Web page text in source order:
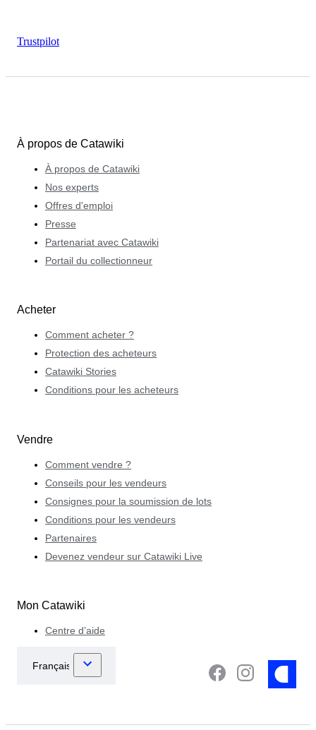
Trustpilot
À propos de Catawiki
À propos de Catawiki
Nos experts
Offres d'emploi
Presse
Partenariat avec Catawiki
Portail du collectionneur
Acheter
Comment acheter ?
Protection des acheteurs
Catawiki Stories
Conditions pour les acheteurs
Vendre
Comment vendre ?
Conseils pour les vendeurs
Consignes pour la soumission de lots
Conditions pour les vendeurs
Partenaires
Devenez vendeur sur Catawiki Live
Mon Catawiki
Centre d’aide